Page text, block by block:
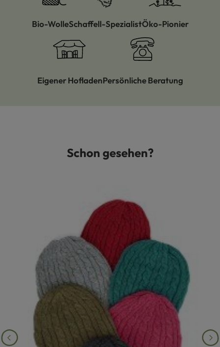
Bio-WolleSchaffell-SpezialistÖko-Pionier
Eigener HofladenPersönliche Beratung
Produktgalerie überspringenSchon gesehen?